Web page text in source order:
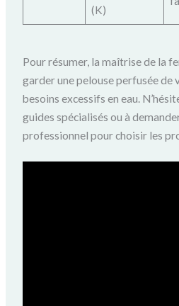
(K)
Pour résumer, la maîtrise de la
garder une pelouse perfusée de
besoins excessifs en eau.
guides spécialisés ou à
professionnel pour choisir les